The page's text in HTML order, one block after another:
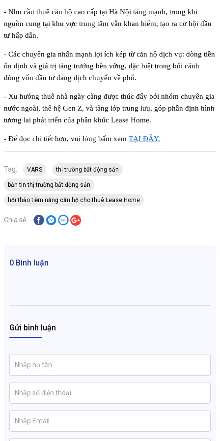
- Nhu cầu thuê căn hộ cao cấp tại Hà Nội tăng mạnh, trong khi
nguồn cung tại khu vực trung tâm vẫn khan hiếm, tạo ra cơ hội đầu
tư hấp dẫn.
- Các chuyên gia nhấn mạnh lợi ích kép từ căn hộ dịch vụ: dòng tiền
ổn định và giá trị tăng trưởng bền vững, đặc biệt trong bối cảnh
dòng vốn đầu tư đang dịch chuyển về phố.
- Xu hướng thuê nhà ngày càng được thúc đẩy bởi nhóm chuyên gia
nước ngoài, thế hệ Gen Z, và tầng lớp trung lưu, góp phần định hình
tương lai phát triển của phân khúc Lease Home.
- Để đọc chi tiết hơn, vui lòng bấm xem TẠI ĐÂY.
Tag: VARS thị trường bất động sản
bản tin thị trường bất động sản
hội thảo tiềm năng căn hộ cho thuê Lease Home
Chia sẻ:
0 Bình luận
Gửi bình luận